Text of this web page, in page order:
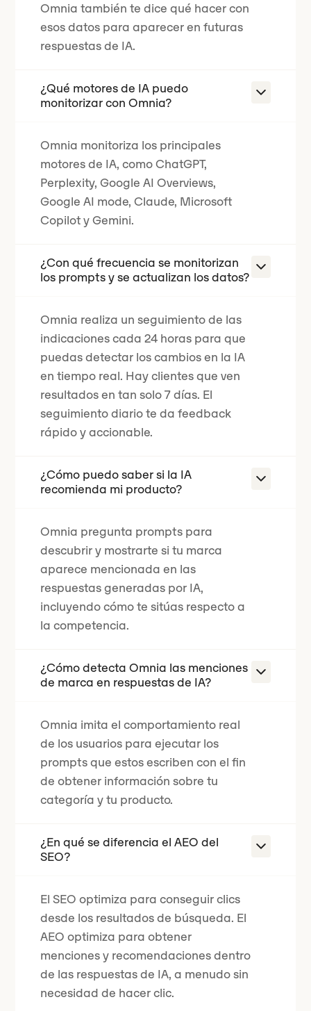
Omnia también te dice qué hacer con
esos datos para aparecer en futuras
respuestas de IA.
¿Qué motores de IA puedo
monitorizar con Omnia?
Omnia monitoriza los principales
motores de IA, como ChatGPT,
Perplexity, Google AI Overviews,
Google AI mode, Claude, Microsoft
Copilot y Gemini.
¿Con qué frecuencia se monitorizan
los prompts y se actualizan los datos?
Omnia realiza un seguimiento de las
indicaciones cada 24 horas para que
puedas detectar los cambios en la IA
en tiempo real. Hay clientes que ven
resultados en tan solo 7 días. El
seguimiento diario te da feedback
rápido y accionable.
¿Cómo puedo saber si la IA
recomienda mi producto?
Omnia pregunta prompts para
descubrir y mostrarte si tu marca
aparece mencionada en las
respuestas generadas por IA,
incluyendo cómo te sitúas respecto a
la competencia.
¿Cómo detecta Omnia las menciones
de marca en respuestas de IA?
Omnia imita el comportamiento real
de los usuarios para ejecutar los
prompts que estos escriben con el fin
de obtener información sobre tu
categoría y tu producto.
¿En qué se diferencia el AEO del
SEO?
El SEO optimiza para conseguir clics
desde los resultados de búsqueda. El
AEO optimiza para obtener
menciones y recomendaciones dentro
de las respuestas de IA, a menudo sin
necesidad de hacer clic.